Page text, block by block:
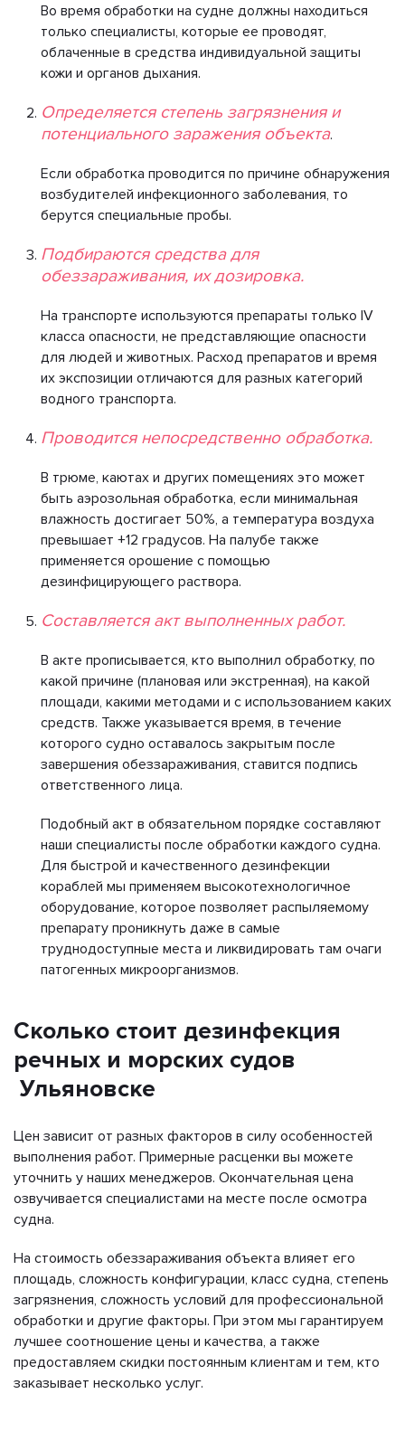
Во время обработки на судне должны находиться
только специалисты, которые ее проводят,
облаченные в средства индивидуальной защиты
кожи и органов дыхания.
Определяется степень загрязнения и
потенциального заражения объекта.
Если обработка проводится по причине обнаружения
возбудителей инфекционного заболевания, то
берутся специальные пробы.
Подбираются средства для
обеззараживания, их дозировка.
На транспорте используются препараты только IV
класса опасности, не представляющие опасности
для людей и животных. Расход препаратов и время
их экспозиции отличаются для разных категорий
водного транспорта.
Проводится непосредственно обработка.
В трюме, каютах и других помещениях это может
быть аэрозольная обработка, если минимальная
влажность достигает 50%, а температура воздуха
превышает +12 градусов. На палубе также
применяется орошение с помощью
дезинфицирующего раствора.
Составляется акт выполненных работ.
В акте прописывается, кто выполнил обработку, по
какой причине (плановая или экстренная), на какой
площади, какими методами и с использованием каких
средств. Также указывается время, в течение
которого судно оставалось закрытым после
завершения обеззараживания, ставится подпись
ответственного лица.
Подобный акт в обязательном порядке составляют
наши специалисты после обработки каждого судна.
Для быстрой и качественного дезинфекции
кораблей мы применяем высокотехнологичное
оборудование, которое позволяет распыляемому
препарату проникнуть даже в самые
труднодоступные места и ликвидировать там очаги
патогенных микроорганизмов.
Сколько стоит дезинфекция
речных и морских судов
Ульяновске
Цен зависит от разных факторов в силу особенностей
выполнения работ. Примерные расценки вы можете
уточнить у наших менеджеров. Окончательная цена
озвучивается специалистами на месте после осмотра
судна.
На стоимость обеззараживания объекта влияет его
площадь, сложность конфигурации, класс судна, степень
загрязнения, сложность условий для профессиональной
обработки и другие факторы. При этом мы гарантируем
лучшее соотношение цены и качества, а также
предоставляем скидки постоянным клиентам и тем, кто
заказывает несколько услуг.